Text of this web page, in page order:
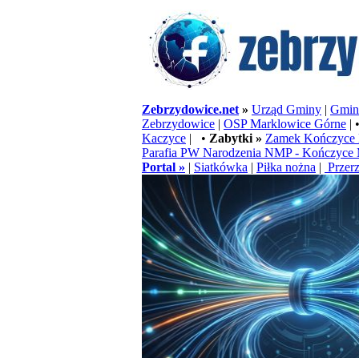
Zebrzydowice.net » Urząd Gminy |
Zebrzydowice | OSP Marklowice Górne | •
Kaczyce | • Zabytki » Zamek Kończyce
Parafia PW Narodzenia NMP - Kończyce
Portal » | Siatkówka | Piłka nożna |